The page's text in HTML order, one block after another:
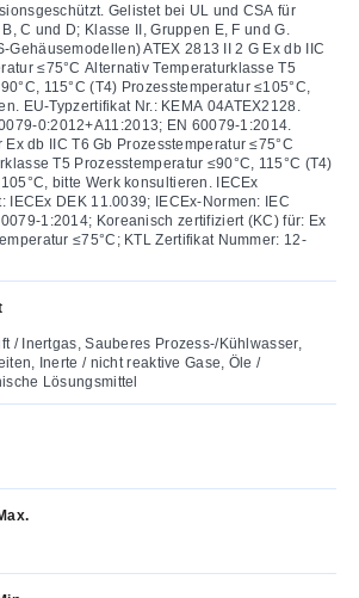
Gelistet bei UL und CSA für
C und D; Klasse II, Gruppen E, F und G.
Gehäusemodellen) ATEX 2813 II 2 G Ex db IIC
≤75°C Alternativ Temperaturklasse T5
115°C (T4) Prozesstemperatur ≤105°C,
EU-Typzertifikat Nr.: KEMA 04ATEX2128.
0:2012+A11:2013; EN 60079-1:2014.
Ex db IIC T6 Gb Prozesstemperatur ≤75°C
T5 Prozesstemperatur ≤90°C, 115°C (T4)
bitte Werk konsultieren. IECEx
IECEx DEK 11.0039; IECEx-Normen: IEC
1:2014; Koreanisch zertifiziert (KC) für: Ex
≤75°C; KTL Zertifikat Nummer: 12-
/ Inertgas, Sauberes Prozess-/Kühlwasser,
Inerte / nicht reaktive Gase, Öle /
Lösungsmittel